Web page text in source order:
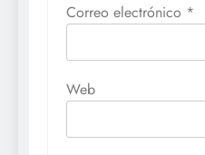
Correo electrónico *
Web